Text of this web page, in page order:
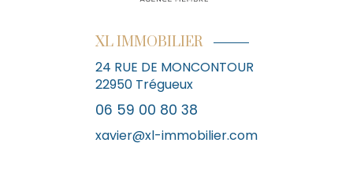
XL IMMOBILIER
24 RUE DE MONCONTOUR
22950 Trégueux
06 59 00 80 38
xavier@xl-immobilier.com